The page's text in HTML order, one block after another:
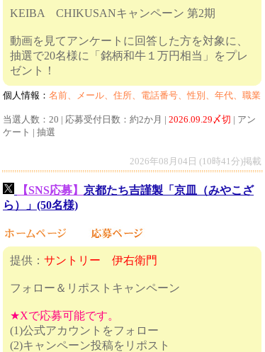
KEIBA CHIKUSANキャンペーン 第2期
動画を見てアンケートに回答した方を対象に、
抽選で20名様に「銘柄和牛１万円相当」をプレ
ゼント！
個人情報： 名前、メール、住所、電話番号、性別、年代、職業
当選人数：20 | 応募受付日数：約2か月 | 2026.09.29〆切 | アン
ケート | 抽選
2026年08月04日 (10時41分)掲載
【SNS応募】 京都たち吉謹製「京皿（みやこざ
ら）」(50名様)
提供： サントリー 伊右衛門
フォロー＆リポストキャンペーン
★Xで応募可能です。
(1)公式アカウントをフォロー
(2)キャンペーン投稿をリポスト